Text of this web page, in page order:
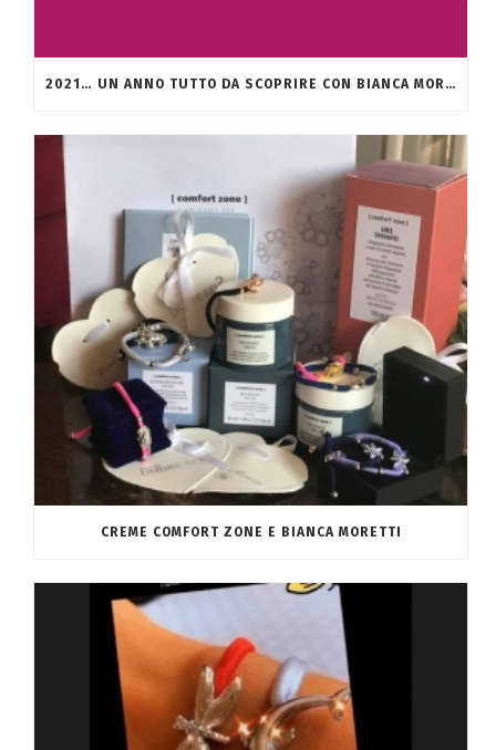
2021… UN ANNO TUTTO DA SCOPRIRE CON BIANCA MORETTI…………
CREME COMFORT ZONE E BIANCA MORETTI